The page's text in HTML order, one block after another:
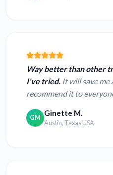
Way better than other
I've tried. It will save me
recommend it to
GM Ginette M.
Austin, Texas USA